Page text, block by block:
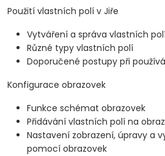
Použití vlastních polí v Jiře
Vytváření a správa vlastních
Různé typy vlastních polí
Doporučené postupy při
Konfigurace obrazovek
Funkce schémat obrazovek
Přidávání vlastních polí na
Nastavení zobrazení, úpravy a
pomocí obrazovek